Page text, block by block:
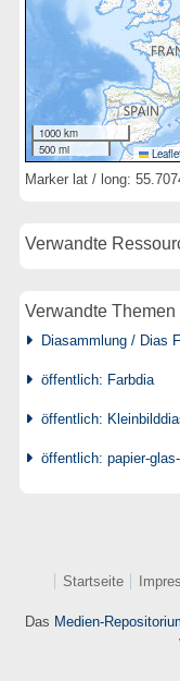
1000 km
500 mi
Marker lat / long:
Verwandte
Verwandte
Diasammlung / Dias
öffentlich: Farbdia
öffentlich:
öffentlich: papier-glas-
Startseite
Das Medien-